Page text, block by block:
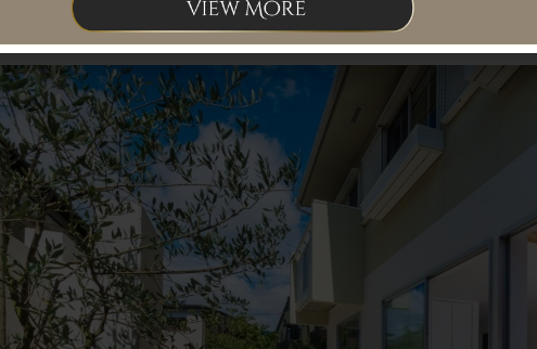
を手に入れよう！